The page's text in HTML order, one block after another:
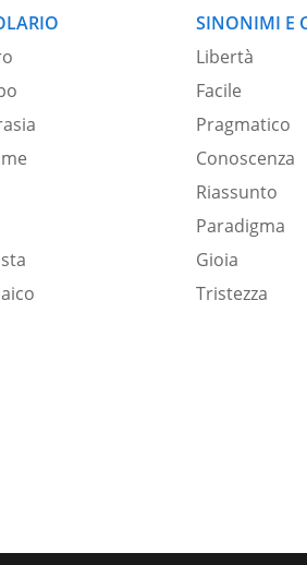
SINONIMI E
Libertà
Facile
Pragmatico
Conoscenza
Riassunto
Paradigma
Gioia
Tristezza